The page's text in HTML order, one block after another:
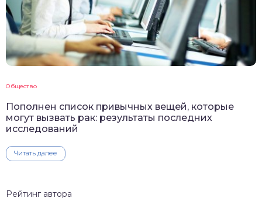
Общество
Пополнен список привычных вещей, которые
могут вызвать рак: результаты последних
исследований
Читать далее
Рейтинг автора